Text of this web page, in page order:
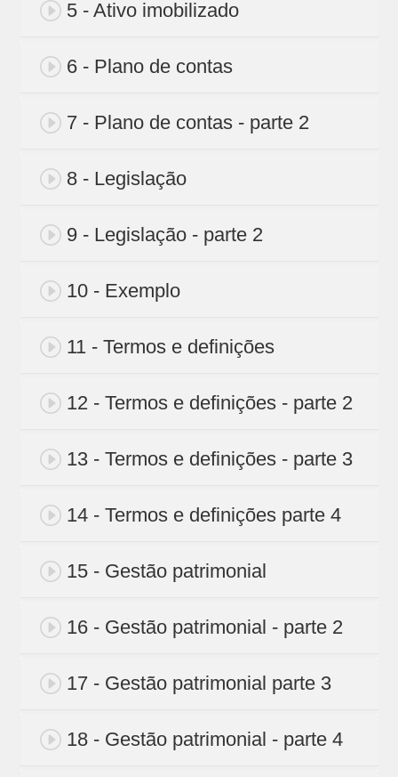
5 - Ativo imobilizado
6 - Plano de contas
7 - Plano de contas - parte 2
8 - Legislação
9 - Legislação - parte 2
10 - Exemplo
11 - Termos e definições
12 - Termos e definições - parte 2
13 - Termos e definições - parte 3
14 - Termos e definições parte 4
15 - Gestão patrimonial
16 - Gestão patrimonial - parte 2
17 - Gestão patrimonial parte 3
18 - Gestão patrimonial - parte 4